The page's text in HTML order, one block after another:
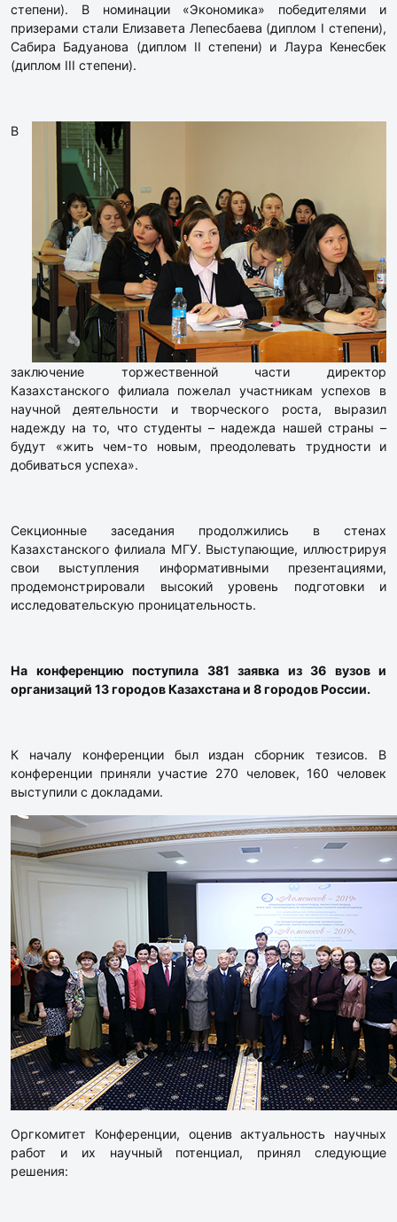
степени). В номинации «Экономика» победителями и
призерами стали Елизавета Лепесбаева (диплом I степени),
Сабира Бадуанова (диплом II степени) и Лаура Кенесбек
(диплом III степени).
В
заключение торжественной части директор
Казахстанского филиала пожелал участникам успехов в
научной деятельности и творческого роста, выразил
надежду на то, что студенты – надежда нашей страны –
будут «жить чем-то новым, преодолевать трудности и
добиваться успеха».
Секционные заседания продолжились в стенах
Казахстанского филиала МГУ. Выступающие, иллюстрируя
свои выступления информативными презентациями,
продемонстрировали высокий уровень подготовки и
исследовательскую проницательность.
На конференцию поступила 381 заявка из 36 вузов и
организаций 13 городов Казахстана и 8 городов России.
К началу конференции был издан сборник тезисов. В
конференции приняли участие 270 человек, 160 человек
выступили с докладами.
Оргкомитет Конференции, оценив актуальность научных
работ и их научный потенциал, принял следующие
решения: